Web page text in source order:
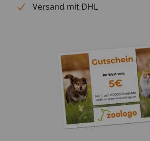
Versand mit DHL